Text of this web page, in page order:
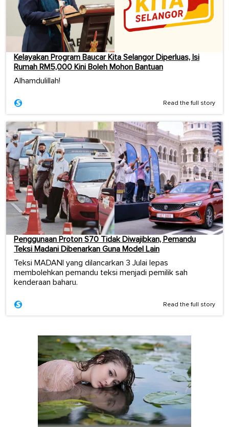
Kelayakan Program Baucar Kita Selangor Diperluas, Isi
Rumah RM5,000 Kini Boleh Mohon Bantuan
Alhamdulillah!
Read the full story
Penggunaan Proton S70 Tidak Diwajibkan, Pemandu
Teksi Madani Dibenarkan Guna Model Lain
Teksi MADANI yang dilancarkan 3 Julai lepas
membolehkan pemandu teksi menjadi pemilik sah
kenderaan baharu.
Read the full story